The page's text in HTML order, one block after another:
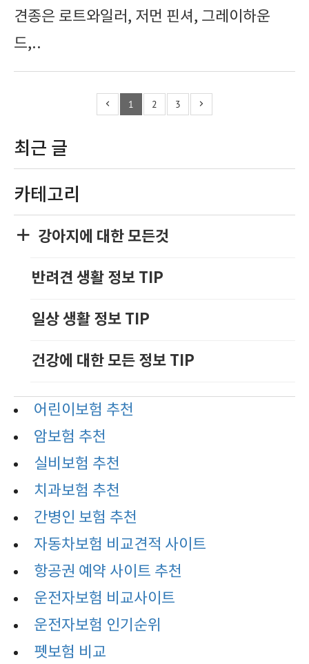
견종은 로트와일러, 저먼 핀셔, 그레이하운
드,..
1 2 3
최근 글
카테고리
강아지에 대한 모든것
반려견 생활 정보 TIP
일상 생활 정보 TIP
건강에 대한 모든 정보 TIP
어린이보험 추천
암보험 추천
실비보험 추천
치과보험 추천
간병인 보험 추천
자동차보험 비교견적 사이트
항공권 예약 사이트 추천
운전자보험 비교사이트
운전자보험 인기순위
펫보험 비교